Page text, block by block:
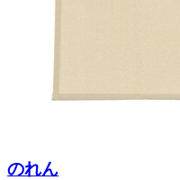
のれん